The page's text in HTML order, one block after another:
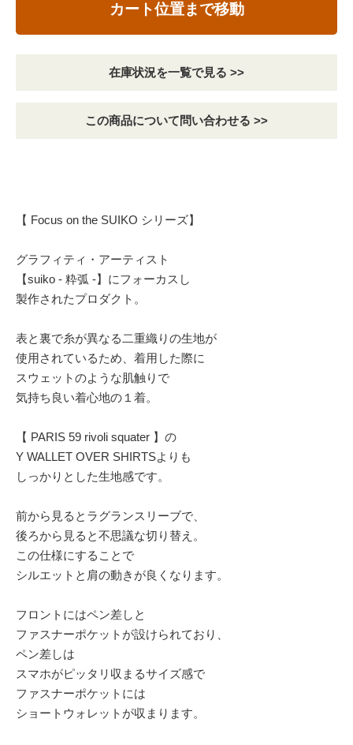
カート位置まで移動
在庫状況を一覧で見る >>
この商品について問い合わせる >>
【 Focus on the SUIKO シリーズ】
グラフィティ・アーティスト
【suiko - 粋弧 -】にフォーカスし
製作されたプロダクト。
表と裏で糸が異なる二重織りの生地が
使用されているため、着用した際に
スウェットのような肌触りで
気持ち良い着心地の１着。
【 PARIS 59 rivoli squater 】の
Y WALLET OVER SHIRTSよりも
しっかりとした生地感です。
前から見るとラグランスリーブで、
後ろから見ると不思議な切り替え。
この仕様にすることで
シルエットと肩の動きが良くなります。
フロントにはペン差しと
ファスナーポケットが設けられており、
ペン差しは
スマホがピッタリ収まるサイズ感で
ファスナーポケットには
ショートウォレットが収まります。